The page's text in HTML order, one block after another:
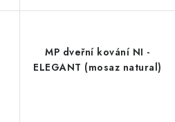
MP dveřní kování NI -
ELEGANT (mosaz natural)